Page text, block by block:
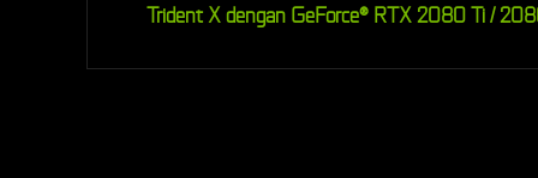
Trident X dengan GeForce® RTX 2080 Ti /